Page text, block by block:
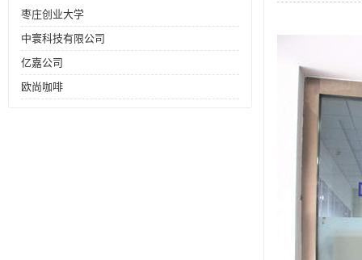
枣庄创业大学
中寰科技有限公司
亿嘉公司
欧尚咖啡